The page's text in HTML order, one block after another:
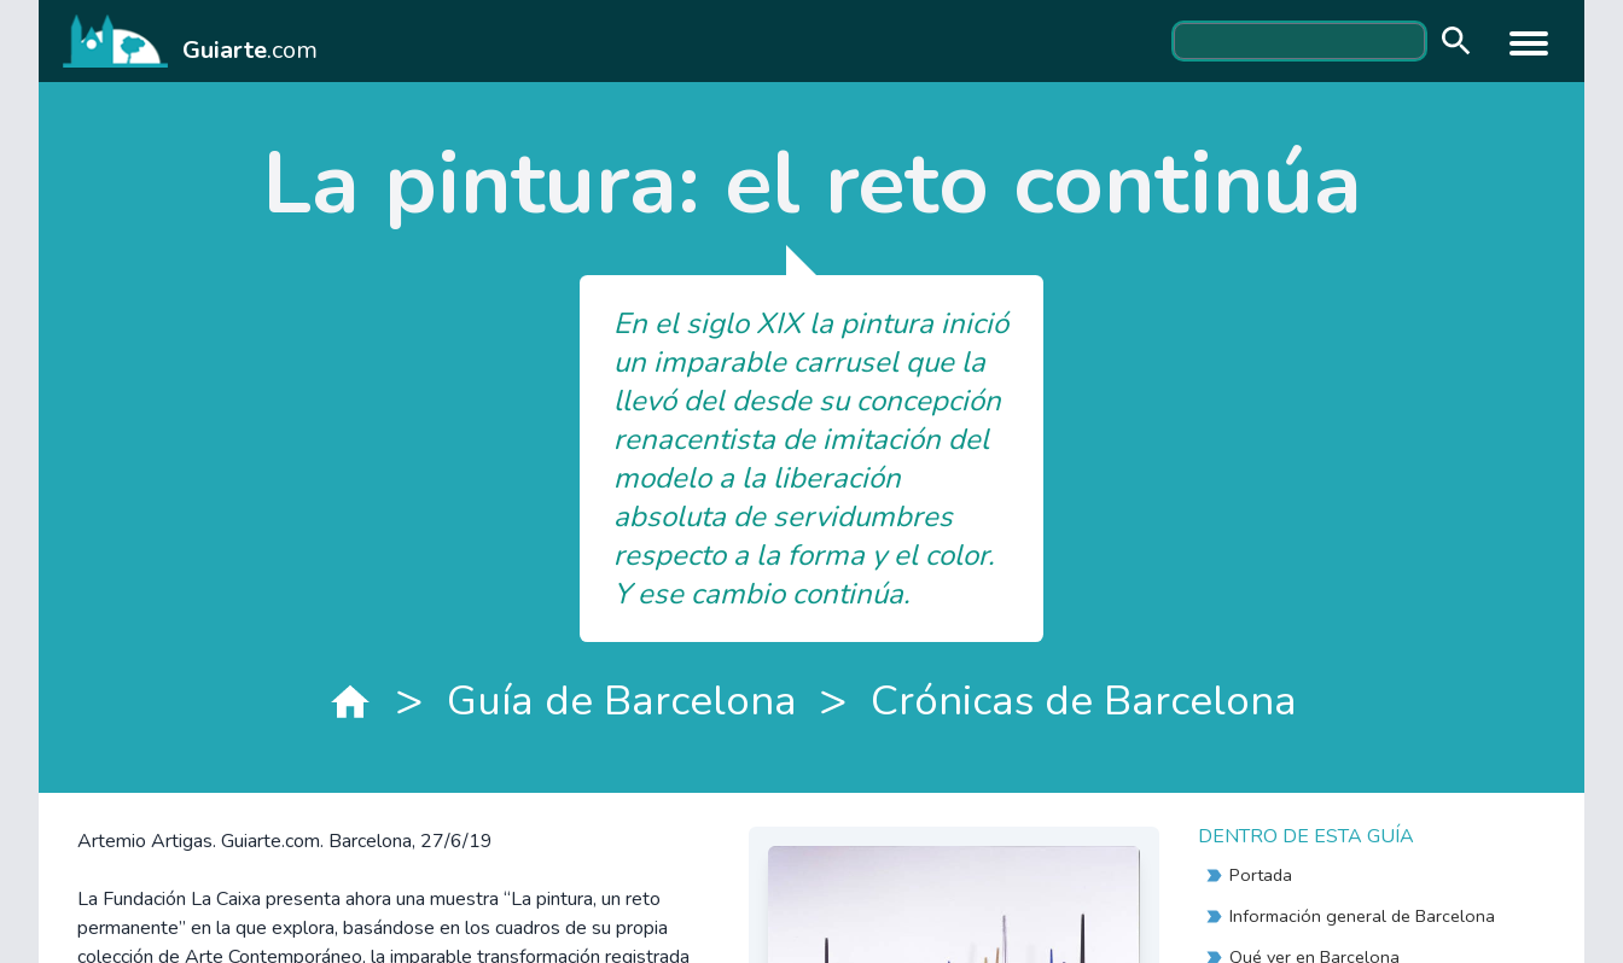
Guiarte.com
La pintura: el reto continúa
En el siglo XIX la pintura inició
un imparable carrusel que la
llevó del desde su concepción
renacentista de imitación del
modelo a la liberación
absoluta de servidumbres
respecto a la forma y el color.
Y ese cambio continúa.
> Guía de Barcelona > Crónicas de Barcelona
Artemio Artigas. Guiarte.com. Barcelona, 27/6/19
La Fundación La Caixa presenta ahora una muestra “La pintura, un reto
permanente” en la que explora, basándose en los cuadros de su propia
colección de Arte Contemporáneo, la imparable transformación registrada
DENTRO DE ESTA GUÍA
Portada
Información general de Barcelona
Qué ver en Barcelona